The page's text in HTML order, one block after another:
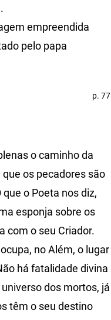
empreendida
pelo papa
p. 77
o caminho da
os pecadores são
o Poeta nos diz,
esponja sobre os
com o seu Criador.
no Além, o lugar
há fatalidade divina
dos mortos, já
têm o seu destino